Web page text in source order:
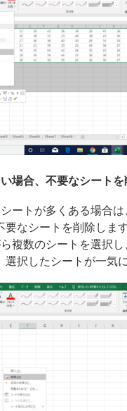
場合、不要なシートを
ートが多くある場合は
なシートを削除します
複数のシートを選択
選択したシートが一気